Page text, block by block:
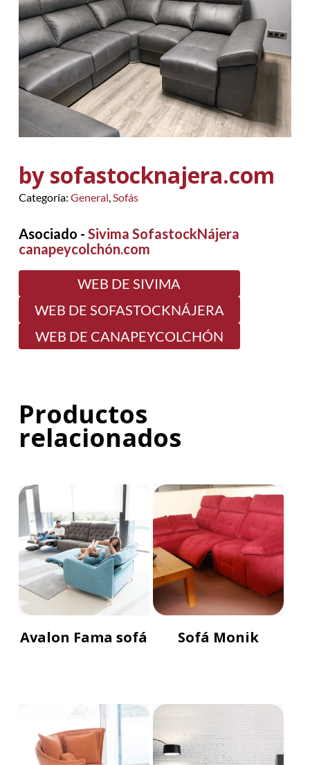
by sofastocknajera.com
Categoría: General Sofás
Asociado - Sivima SofastockNájera
canapeycolchón.com
WEB DE SIVIMA
WEB DE SOFASTOCKNÁJERA
WEB DE CANAPEYCOLCHÓN
Productos
relacionados
Avalon Fama sofá Sofá Monik